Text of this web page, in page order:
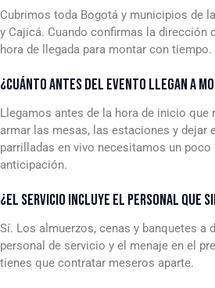
Cubrimos toda Bogotá y municipios de
y Cajicá. Cuando confirmas la dirección
hora de llegada para montar con tiempo.
¿CUÁNTO ANTES DEL EVENTO LLEGAN A
Llegamos antes de la hora de inicio que
armar las mesas, las estaciones y dejar
parrilladas en vivo necesitamos un poco
anticipación.
¿EL SERVICIO INCLUYE EL PERSONAL QUE
Sí. Los almuerzos, cenas y banquetes a
personal de servicio y el menaje en el
tienes que contratar meseros aparte.